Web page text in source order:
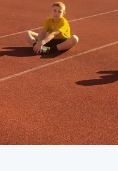
A Třída IV. B
A Třída V. B
A Třída VI. B
A Třída VII. B
A Třída VIII. B
A Třída IX. B